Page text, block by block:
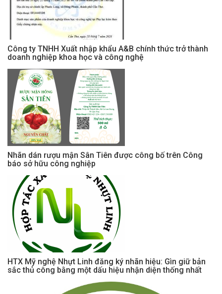
Công ty TNHH Xuất nhập khẩu A&B chính thức trở thành
doanh nghiệp khoa học và công nghệ
Nhãn dán rượu mận Sân Tiên được công bố trên Công
báo sở hữu công nghiệp
HTX Mỹ nghệ Nhựt Linh đăng ký nhãn hiệu: Gìn giữ bản
sắc thủ công bằng một dấu hiệu nhận diện thống nhất